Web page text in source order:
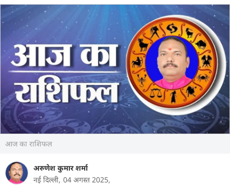
आज का राशिफल
अरुणेश कुमार शर्मा
नई दिल्ली, 04 अगस्त 2025,